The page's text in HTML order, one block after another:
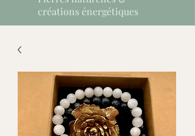
créations énergétiques